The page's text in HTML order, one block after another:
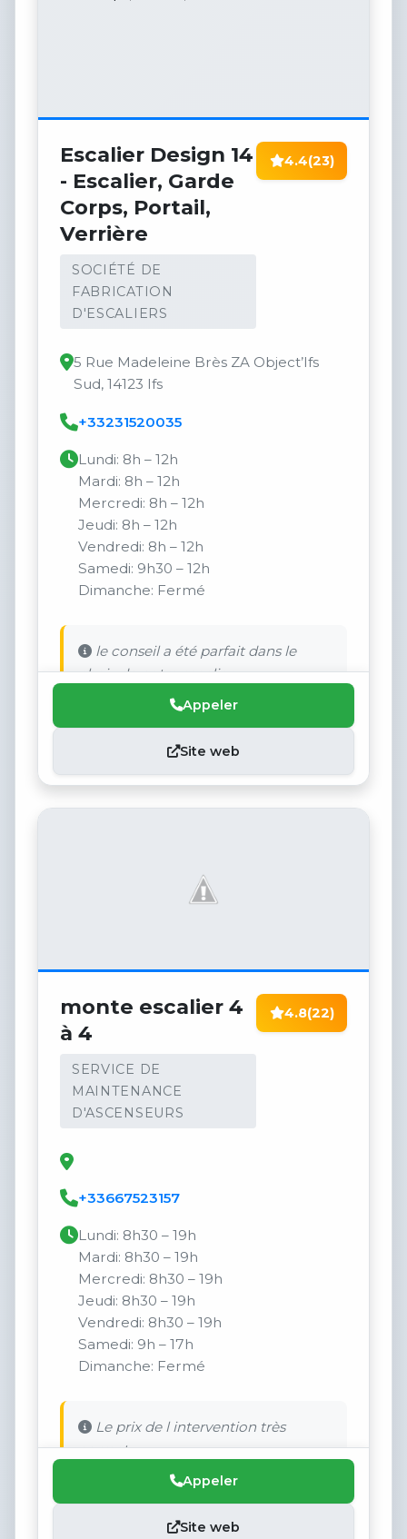
Escalier Design 14
- Escalier, Garde
Corps, Portail,
Verrière
SOCIÉTÉ DE
FABRICATION
D'ESCALIERS
4.4(23)
5 Rue Madeleine Brès ZA Object’Ifs
Sud, 14123 Ifs
+33231520035
Lundi: 8h – 12h
Mardi: 8h – 12h
Mercredi: 8h – 12h
Jeudi: 8h – 12h
Vendredi: 8h – 12h
Samedi: 9h30 – 12h
Dimanche: Fermé
le conseil a été parfait dans le
choix de notre escalier .
Appeler
Site web
monte escalier 4
à 4
SERVICE DE
MAINTENANCE
D'ASCENSEURS
4.8(22)
+33667523157
Lundi: 8h30 – 19h
Mardi: 8h30 – 19h
Mercredi: 8h30 – 19h
Jeudi: 8h30 – 19h
Vendredi: 8h30 – 19h
Samedi: 9h – 17h
Dimanche: Fermé
Le prix de l intervention très
correct.
Appeler
Site web